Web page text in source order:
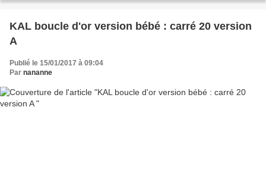
KAL boucle d'or version bébé : carré 20 version
A
Publié le 15/01/2017 à 09:04
Par nananne